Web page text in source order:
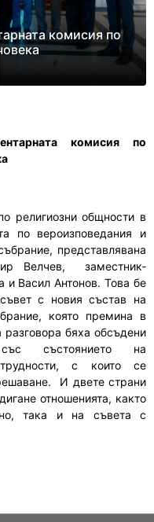
комисия по
комисия по
религиозни общности в
по вероизповедания и
представлявана
Велчев, заместник-
и Васил Антонов. Това бе
с новия състав на
която премина в
бяха обсъдени
състоянието на
трудности, с които се
И двете страни
отношенията, както
така и на съвета с